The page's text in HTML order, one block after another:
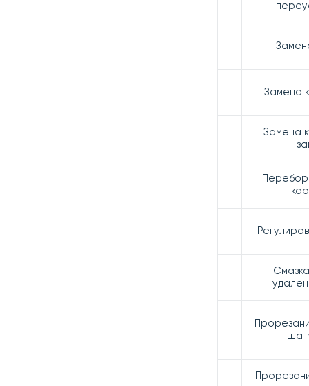
Замена
Замена